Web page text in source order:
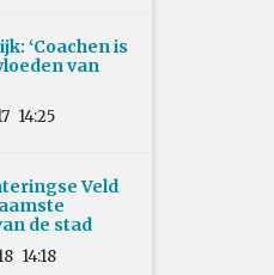
‘Coachen is
van
14:25
Veld
de stad
14:18